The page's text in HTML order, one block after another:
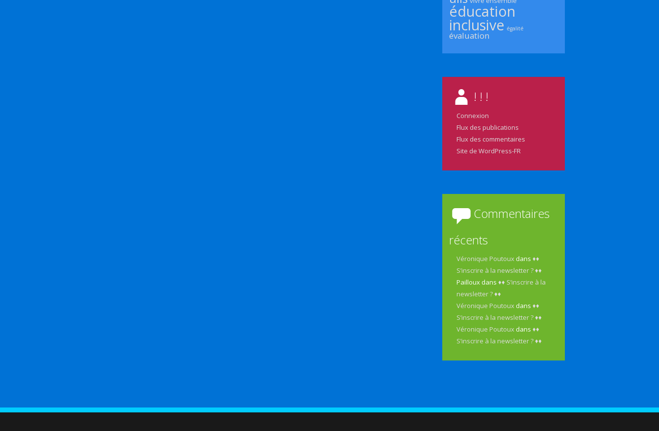
éducation
inclusive égalité
évaluation
! ! !
Connexion
Flux des publications
Flux des commentaires
Site de WordPress-FR
Commentaires
récents
Véronique Poutoux dans♦♦
S’inscrire à la newsletter ? ♦♦
Pailloux dans♦♦ S’inscrire à la
newsletter ? ♦♦
Véronique Poutoux dans♦♦
S’inscrire à la newsletter ? ♦♦
Véronique Poutoux dans♦♦
S’inscrire à la newsletter ? ♦♦